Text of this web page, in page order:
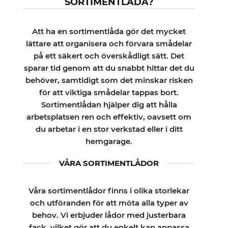
alternativen
produktsidan
Att ha en sortimentlåda gör det mycket
lättare att organisera och förvara smådelar
på ett säkert och överskådligt sätt. Det
sparar tid genom att du snabbt hittar det du
behöver, samtidigt som det minskar risken
för att viktiga smådelar tappas bort.
Sortimentlådan hjälper dig att hålla
arbetsplatsen ren och effektiv, oavsett om
du arbetar i en stor verkstad eller i ditt
hemgarage.
VÅRA SORTIMENTLÅDOR
Våra sortimentlådor finns i olika storlekar
och utföranden för att möta alla typer av
behov. Vi erbjuder lådor med justerbara